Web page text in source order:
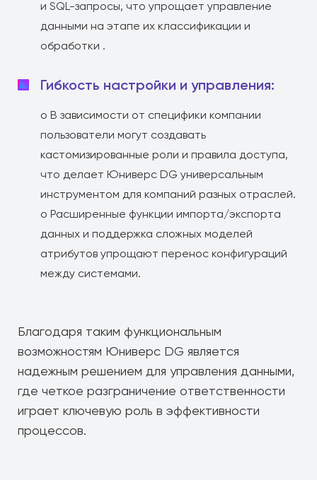
и SQL-запросы, что упрощает управление
данными на этапе их классификации и
обработки .
Гибкость настройки и управления:
o В зависимости от специфики компании
пользователи могут создавать
кастомизированные роли и правила доступа,
что делает Юниверс DG универсальным
инструментом для компаний разных отраслей.
o Расширенные функции импорта/экспорта
данных и поддержка сложных моделей
атрибутов упрощают перенос конфигураций
между системами.
Благодаря таким функциональным
возможностям Юниверс DG является
надежным решением для управления данными,
где четкое разграничение ответственности
играет ключевую роль в эффективности
процессов.